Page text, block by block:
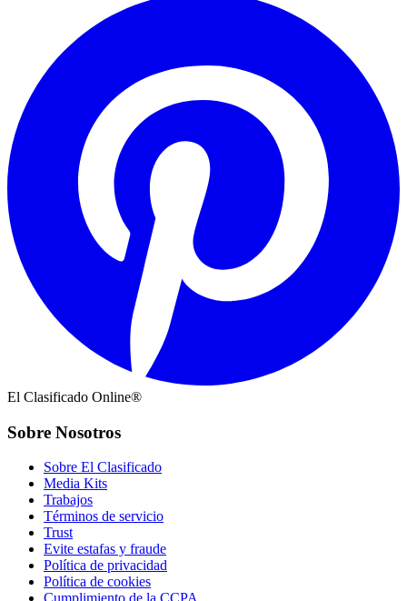
El Clasificado Online®
Sobre Nosotros
Sobre El Clasificado
Media Kits
Trabajos
Términos de servicio
Trust
Evite estafas y fraude
Política de privacidad
Política de cookies